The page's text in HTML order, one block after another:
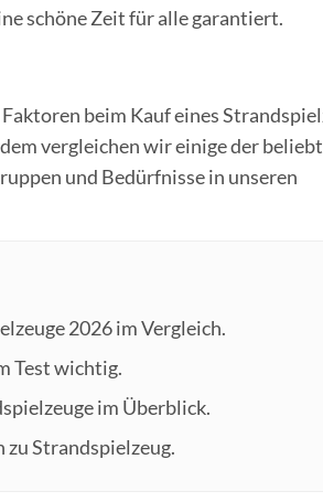
schöne Zeit für alle garantiert.
Faktoren beim Kauf eines
vergleichen wir einige der
und Bedürfnisse in unseren
2026 im Vergleich.
Test wichtig.
im Überblick.
zu Strandspielzeug.